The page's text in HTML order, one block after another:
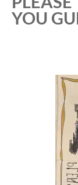
Atelier
Katalog
YOU